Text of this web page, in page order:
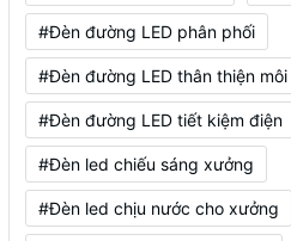
#Đèn đường LED phân phối
#Đèn đường LED thân thiện
#Đèn đường LED tiết kiệm điện
#Đèn led chiếu sáng xưởng
#Đèn led chịu nước cho xưởng